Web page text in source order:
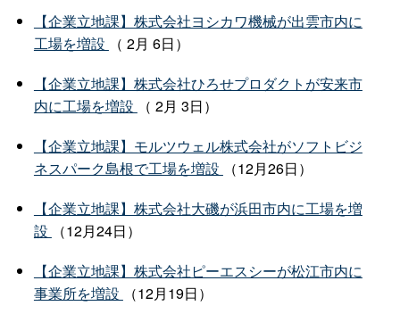
【企業立地課】株式会社ヨシカワ機械が出雲市内に
工場を増設
（ 2月 6日）
【企業立地課】株式会社ひろせプロダクトが安来市
内に工場を増設
（ 2月 3日）
【企業立地課】モルツウェル株式会社がソフトビジ
ネスパーク島根で工場を増設
（12月26日）
【企業立地課】株式会社大磯が浜田市内に工場を増
設
（12月24日）
【企業立地課】株式会社ピーエスシーが松江市内に
事業所を増設
（12月19日）